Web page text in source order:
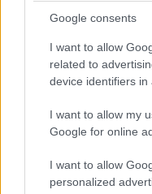
Google consents
I want to allow
related to
device identifiers in
I want to allow my
Google for online
I want to allow
personalized
ΕΛΛΑΔΑ2 ω. πριν
Βίντεο-
τροχαίο στις
στο αντίθετο